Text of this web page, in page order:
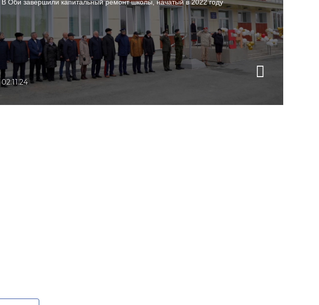
В Оби завершили капитальный ремонт школы, начатый в 2022 году
02.11.24